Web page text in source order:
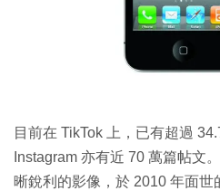
目前在 TikTok 上，已有超過
Instagram 亦有近 70 萬篇帖文
晰銳利的影像，於 2010 年面